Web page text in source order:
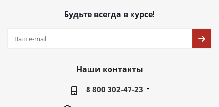
Будьте всегда в курсе!
Наши контакты
8 800 302-47-23